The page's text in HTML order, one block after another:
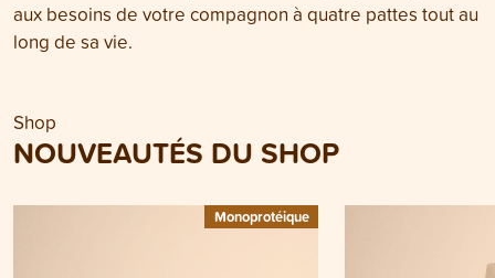
aux besoins de votre compagnon à quatre pattes tout au
long de sa vie.
Shop
NOUVEAUTÉS DU SHOP
Monoprotéique